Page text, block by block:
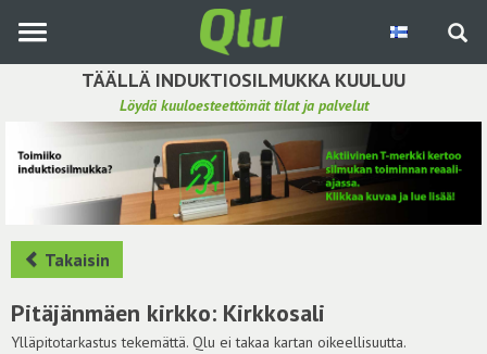
pääsisältöön
TÄÄLLÄ INDUKTIOSILMUKKA KUULUU
Löydä kuuloesteettömät tilat ja palvelut
Etsi induktiosilmukka
Tee ehdotus ja vaikuta kuulemiskokemukseen
Hae ehdotuksia
Käyttöohje
Yhteydenottopyyntö
Takaisin
Pitäjänmäen kirkko: Kirkkosali
Ylläpitotarkastus tekemättä. Qlu ei takaa kartan oikeellisuutta.